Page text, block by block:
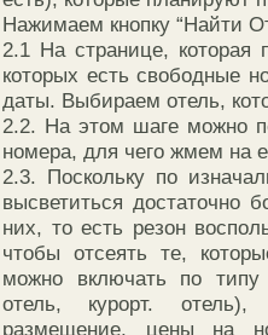
Нажимаем кнопку “Найти
2.1 На странице, которая
которых есть свободные
даты. Выбираем отель,
2.2. На этом шаге можно
номера, для чего жмем на
2.3. Поскольку по
высветиться достаточно
них, то есть резон
чтобы отсеять те,
можно включать по типу
отель, курорт.
размещение, цены на